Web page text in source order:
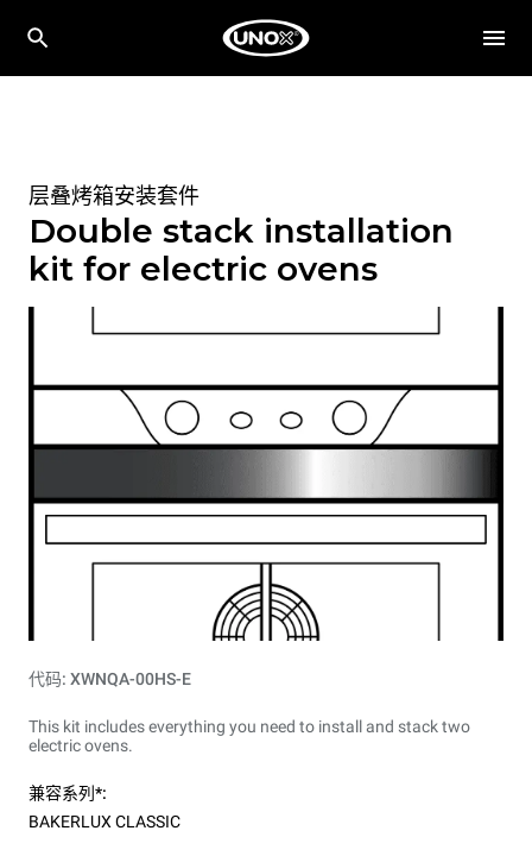
层叠烤箱安装套件
Double stack installation
kit for electric ovens
代码: XWNQA-00HS-E
This kit includes everything you need to install and stack two
electric ovens.
兼容系列*:
BAKERLUX CLASSIC